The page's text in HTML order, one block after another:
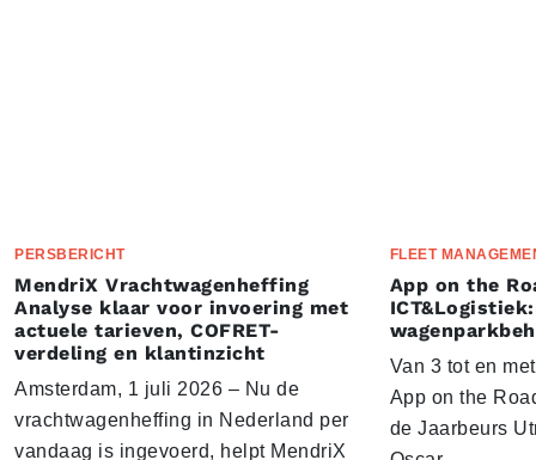
PERSBERICHT
MendriX Vrachtwagenheffing
Analyse klaar voor invoering met
actuele tarieven, COFRET-
verdeling en klantinzicht
Amsterdam, 1 juli 2026 – Nu de
vrachtwagenheffing in Nederland per
vandaag is ingevoerd, helpt MendriX
FLEET
App on the
Van 3 tot en
App on the
de Jaarbeurs